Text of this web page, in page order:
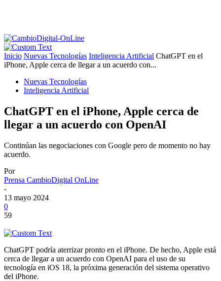
Inicio Nuevas Tecnologías Inteligencia Artificial ChatGPT en el
iPhone, Apple cerca de llegar a un acuerdo con...
Nuevas Tecnologías
Inteligencia Artificial
ChatGPT en el iPhone, Apple cerca de
llegar a un acuerdo con OpenAI
Continúan las negociaciones con Google pero de momento no hay
acuerdo.
Por
Prensa CambioDigital OnLine
-
13 mayo 2024
0
59
ChatGPT podría aterrizar pronto en el iPhone. De hecho, Apple está
cerca de llegar a un acuerdo con OpenAI para el uso de su
tecnología en iOS 18, la próxima generación del sistema operativo
del iPhone.